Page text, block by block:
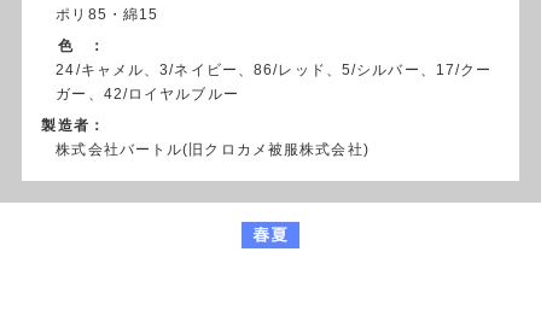
ポリ85・綿15
色 ：
24/キャメル、3/ネイビー、86/レッド、5/シルバー、17/クー
ガー、42/ロイヤルブルー
製造者：
株式会社バートル(旧クロカメ被服株式会社)